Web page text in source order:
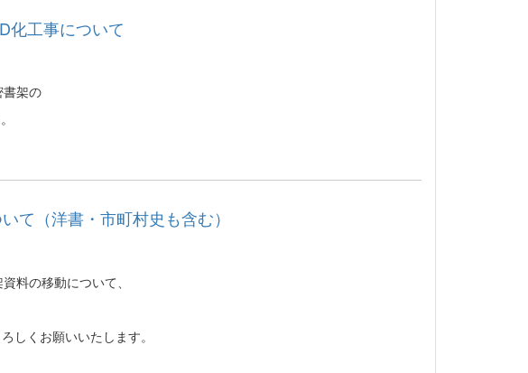
化工事について
架の
て（洋書・市町村史も含む）
料の移動について、
しくお願いいたします。